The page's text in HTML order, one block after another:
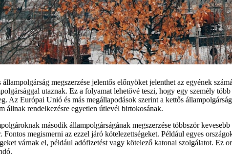
állampolgárság megszerzése jelentős előnyöket jelenthet az egyének
utaznak. Ez a folyamat lehetővé teszi, hogy egy személy
Az Európai Unió és más megállapodások szerint a kettős
állnak rendelkezésre egyetlen útlevél birtokosának.
második állampolgárságának megszerzése többször
Fontos megismerni az ezzel járó kötelezettségeket. Például egyes
várnak el, például adófizetést vagy kötelező katonai szolgálatot. Ez